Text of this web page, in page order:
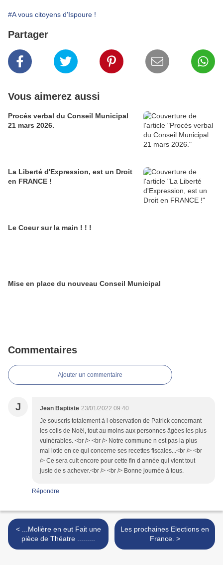
#A vous citoyens d'Ispoure !
Partager
Vous aimerez aussi
Procés verbal du Conseil Municipal
21 mars 2026.
La Liberté d'Expression, est un Droit
en FRANCE !
Le Coeur sur la main ! ! !
Mise en place du nouveau Conseil Municipal
Commentaires
Ajouter un commentaire
J Jean Baptiste 23/01/2022 09:40
Je souscris totalement à l observation de Patrick concernant
les colis de Noël, tout au moins aux personnes âgées les plus
vulnérables. <br /> <br /> Notre commune n est pas la plus
mal lotie en ce qui concerne ses recettes fiscales...<br /> <br
/> Ce sera cuit encore pour cette fin d année qui vient tout
juste de s achever.<br /> <br /> Bonne journée à tous.
Répondre
< ...Molière en eut Fait une
pièce de Théatre .........
Les prochaines Elections en
France. >